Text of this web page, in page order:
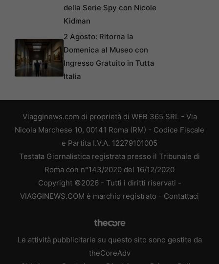
della Serie Spy con Nicole
Kidman
2 Agosto: Ritorna la
Domenica al Museo con
Ingresso Gratuito in Tutta
Italia
Viagginews.com di proprietà di WEB 365 SRL - Via
Nicola Marchese 10, 00141 Roma (RM) - Codice Fiscale
e Partita I.V.A. 12279101005
Testata Giornalistica registrata presso il Tribunale di
Roma con n°143/2020 del 16/12/2020
Copyright ©2026 - Tutti i diritti riservati -
VIAGGINEWS.COM è marchio registrato - Contattaci
Le attività pubblicitarie su questo sito sono gestite da
theCoreAdv